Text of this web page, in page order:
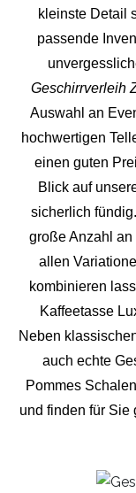
kleinste Detail
passende
unvergess
Geschirrverleih
Auswahl an
hochwertigen
einen guten
Blick auf
sicherlich
große Anzahl an
allen
kombinieren
Kaffeetasse
Neben
auch echte
Pommes
und finden für Sie